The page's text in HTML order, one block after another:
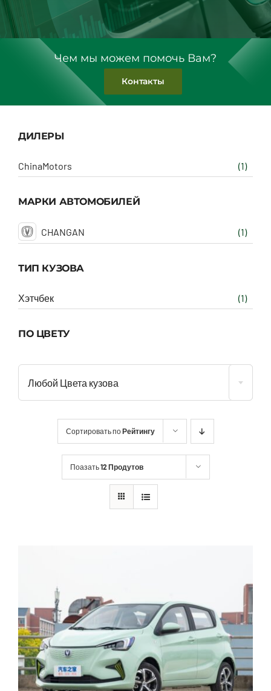
Чем мы можем помочь Вам?
Контакты
ДИЛЕРЫ
ChinaMotors (1)
МАРКИ АВТОМОБИЛЕЙ
CHANGAN (1)
ТИП КУЗОВА
Хэтчбек (1)
ПО ЦВЕТУ
Любой Цвета кузова
Сортировать поРейтингу
Поазать12 Продутов